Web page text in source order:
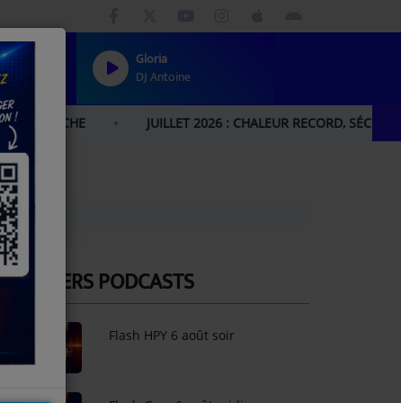
Gloria
DJ Antoine
JUILLET 2026 : CHALEUR RECORD, SÉCHERESSE
DERNIERS PODCASTS
Flash HPY 6 août soir